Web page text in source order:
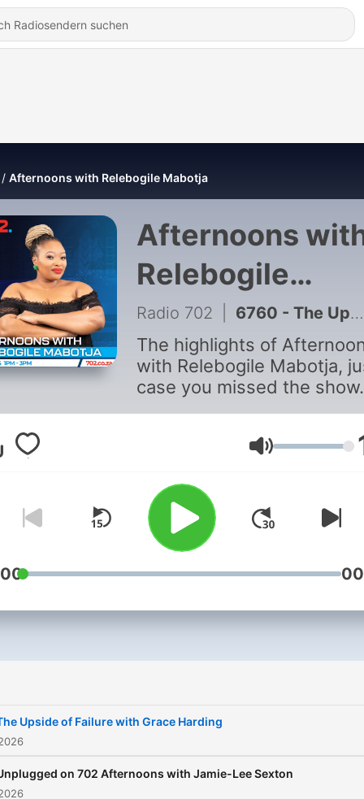
Afternoons with Relebogile Mabotja
Afternoons
Relebogile
Mabotja
Radio 702 6760 - The Upside of Failure with Grace Harding
The highlights of
with Relebogile Mabotja,
case you missed the show.
Lautstärke
Upside of Failure with Grace Harding
on 702 Afternoons with Jamie-Lee Sexton